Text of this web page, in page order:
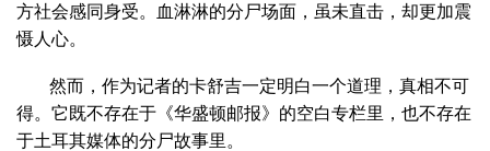
方社会感同身受。血淋淋的分尸场面，虽未直击，却更加震
慑人心。
然而，作为记者的卡舒吉一定明白一个道理，真相不可
得。它既不存在于《华盛顿邮报》的空白专栏里，也不存在
于土耳其媒体的分尸故事里。